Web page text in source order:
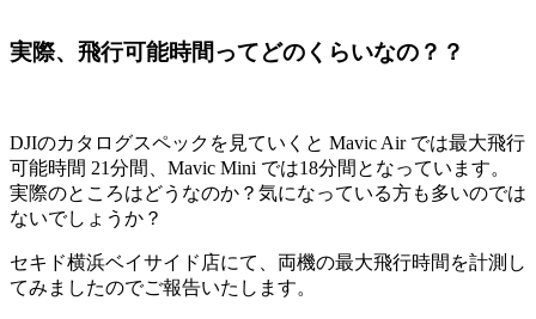
実際、飛行可能時間ってどのくらいなの？？
DJIのカタログスペックを見ていくと Mavic Air では最大飛行
可能時間 21分間、Mavic Mini では18分間となっています。
実際のところはどうなのか？気になっている方も多いのでは
ないでしょうか？
セキド横浜ベイサイド店にて、両機の最大飛行時間を計測し
てみましたのでご報告いたします。